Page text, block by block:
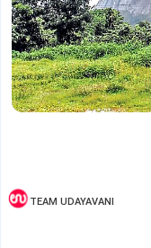
TEAM UDAYAVANI